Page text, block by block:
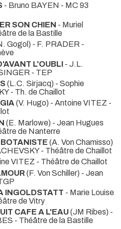
- Bruno BAYEN - MC 93
SON CHIEN - Muriel
de la Bastille
Gogol) - F. PRADER -
L'OUBLI - J.L.
- TEP
(L.C. Sirjacq) - Sophie
- Th. de Chaillot
(V. Hugo) - Antoine VITEZ -
(E. Marlowe) - Jean Hugues
de Nanterre
(A. Von Chamisso)
- Théâtre de Chaillot
VITEZ - Théâtre de Chaillot
(F. Von Schiller) - Jean
INGOLDSTATT - Marie Louise
de Vitry
CAFE A L'EAU(JM Ribes) -
- Théâtre de la Bastille